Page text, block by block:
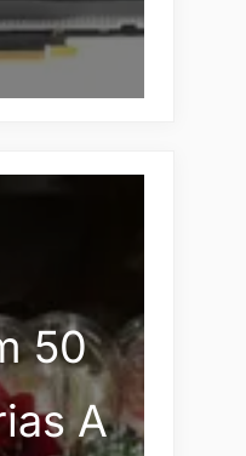
50
A